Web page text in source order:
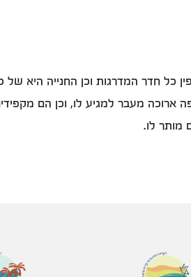
כל חדר המדרגות וכן החנייה היא
ארוכה מעבר למגיע לו, וכן הם
מותר לו.